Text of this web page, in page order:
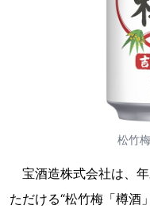
松竹
宝酒造株式会社は、
ただける“松竹梅「樽酒